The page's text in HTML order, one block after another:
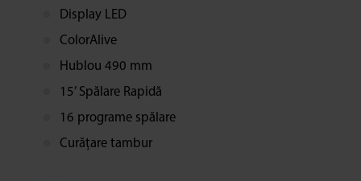
Display LED
ColorAlive
Hublou 490 mm
15’ Spălare Rapidă
16 programe spălare
Curățare tambur